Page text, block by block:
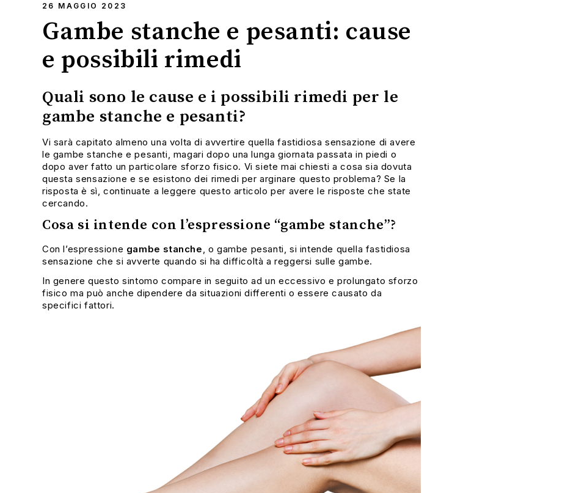
26 MAGGIO 2023
Gambe stanche e pesanti: cause
e possibili rimedi
Quali sono le cause e i possibili rimedi per le
gambe stanche e pesanti?
Vi sarà capitato almeno una volta di avvertire quella fastidiosa sensazione di avere
le gambe stanche e pesanti, magari dopo una lunga giornata passata in piedi o
dopo aver fatto un particolare sforzo fisico. Vi siete mai chiesti a cosa sia dovuta
questa sensazione e se esistono dei rimedi per arginare questo problema? Se la
risposta è sì, continuate a leggere questo articolo per avere le risposte che state
cercando.
Cosa si intende con l’espressione “gambe stanche”?
Con l’espressione gambe stanche , o gambe pesanti, si intende quella fastidiosa
sensazione che si avverte quando si ha difficoltà a reggersi sulle gambe.
In genere questo sintomo compare in seguito ad un eccessivo e prolungato sforzo
fisico ma può anche dipendere da situazioni differenti o essere causato da
specifici fattori.